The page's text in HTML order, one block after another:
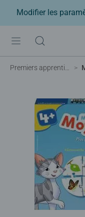
Modifier les
Premiers apprentissages